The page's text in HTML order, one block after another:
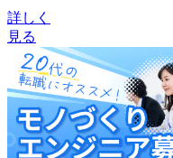
詳しく
見る